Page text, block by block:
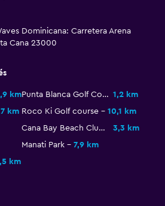
Dominicana: Carretera Arena
Cana 23000
km Punta Blanca Golf Course 1,2 km
km Roco Ki Golf course
10,1 km
Cana Bay Beach Club & Golf Resort
3,3 km
Manati Park
7,9 km
km